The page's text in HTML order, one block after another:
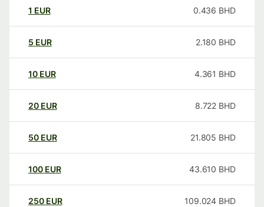
1 EUR 0.436 BHD
5 EUR 2.180 BHD
10 EUR 4.361 BHD
20 EUR 8.722 BHD
50 EUR 21.805 BHD
100 EUR 43.610 BHD
250 EUR 109.024 BHD